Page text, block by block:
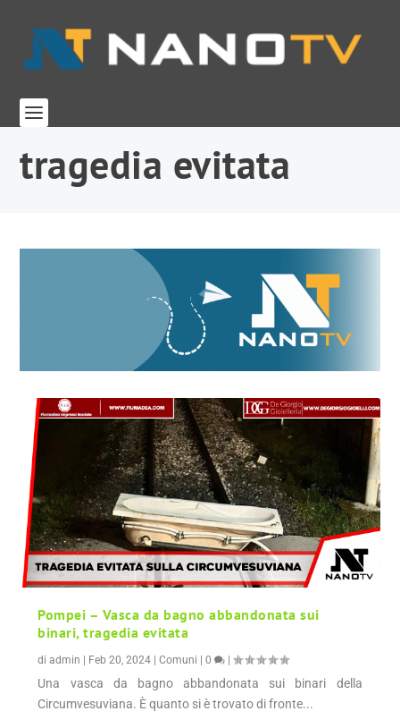
tragedia evitata
Pompei – Vasca da bagno abbandonata sui
binari, tragedia evitata
diadmin Feb 20, 2024 |Comuni |0 |
Una vasca da bagno abbandonata sui binari della
Circumvesuviana. È quanto si è trovato di fronte...